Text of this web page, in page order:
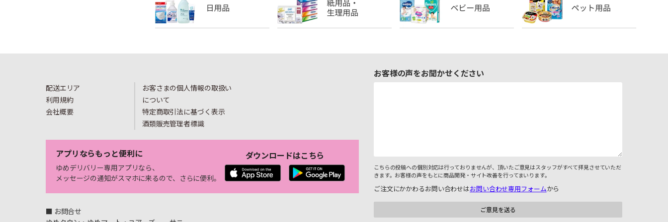
配送エリア
利用規約
会社概要
お客さまの個人情報の取扱い
について
特定商取引法に基づく表示
酒類販売管理者標識
アプリならもっと便利に
ゆめデリバリー専用アプリなら、
メッセージの通知がスマホに来るので、さらに便利。
ダウンロードはこちら
■ お問合せ
お客様の声をお聞かせください
こちらの投稿への個別対応は行っておりませんが、頂いたご意見はスタッフがすべて拝見させていただ
きます。お客様の声をもとに商品開発・サイト改善を行ってまいります。
ご注文にかかわるお問い合わせはお問い合わせ専用フォームから